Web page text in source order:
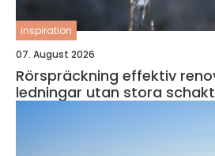
inspiration
07. August 2026
Rörspräckning effektiv renovering av
ledningar utan stora schakt